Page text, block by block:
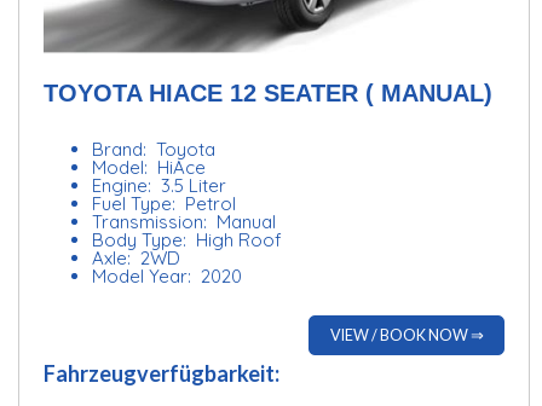
TOYOTA HIACE 12 SEATER ( MANUAL)
Brand: Toyota
Model: HiAce
Engine: 3.5 Liter
Fuel Type: Petrol
Transmission: Manual
Body Type: High Roof
Axle: 2WD
Model Year: 2020
VIEW / BOOK NOW ⇒
Fahrzeugverfügbarkeit: